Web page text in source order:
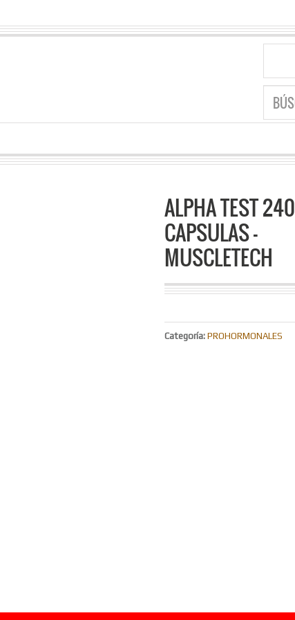
ALPHA TEST 240
CAPSULAS –
MUSCLETECH
Categoría: PROHORMONALES